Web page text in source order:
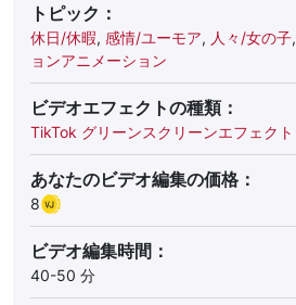
トピック：
休日/休暇, 感情/ユーモア, 人々/女の子,
ョンアニメーション
ビデオエフェクトの種類：
TikTok グリーンスクリーンエフェクト
あなたのビデオ編集の価格：
8
ビデオ編集時間：
40-50 分